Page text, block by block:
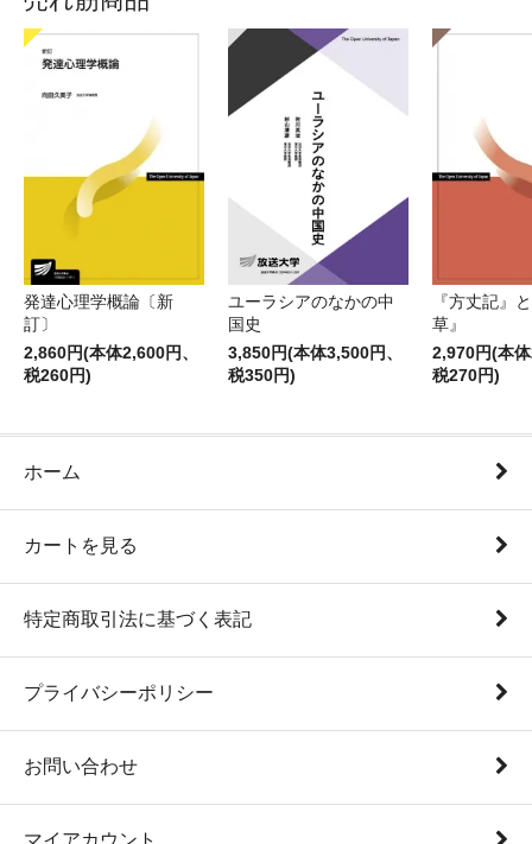
発達心理学概論〔新
訂〕
2,860円(本体2,600円、
税260円)
ユーラシアのなかの中
国史
3,850円(本体3,500円、
税350円)
『方丈記』
草』
2,970円(本
税270円)
ホーム
カートを見る
特定商取引法に基づく表記
プライバシーポリシー
お問い合わせ